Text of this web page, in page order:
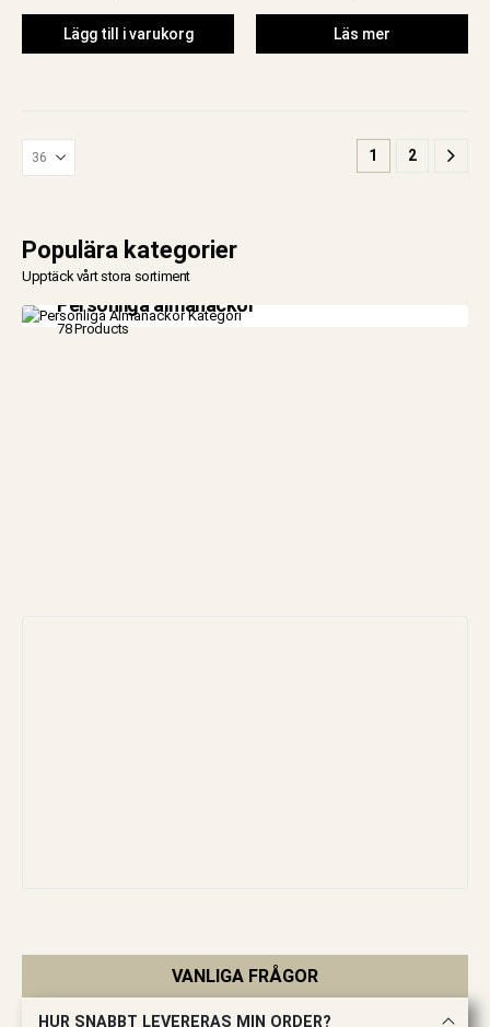
Lägg till i varukorg Läs mer
1 2
Populära kategorier
Upptäck vårt stora sortiment
Personliga almanackor
78 Products
VANLIGA FRÅGOR
HUR SNABBT LEVERERAS MIN ORDER?